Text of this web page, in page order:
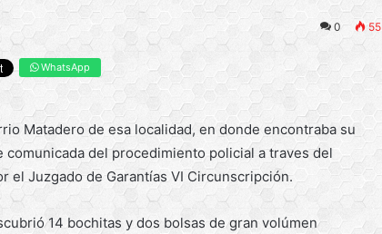
0 55
WhatsApp
Matadero de esa localidad, en donde encontraba su
del procedimiento policial a traves del
el Juzgado de Garantías VI Circunscripción.
14 bochitas y dos bolsas de gran volúmen